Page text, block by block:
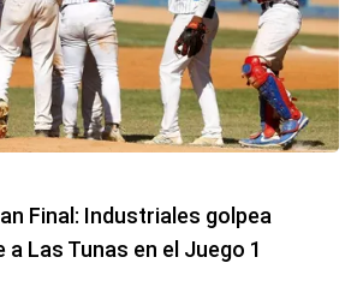
Final: Industriales golpea
Las Tunas en el Juego 1